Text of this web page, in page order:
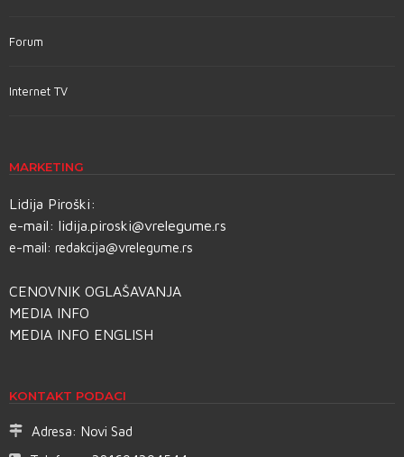
Forum
Internet TV
MARKETING
Lidija Piroški:
e-mail: lidija.piroski@vrelegume.rs
e-mail: redakcija@vrelegume.rs
CENOVNIK OGLAŠAVANJA
MEDIA INFO
MEDIA INFO ENGLISH
KONTAKT PODACI
Adresa: Novi Sad